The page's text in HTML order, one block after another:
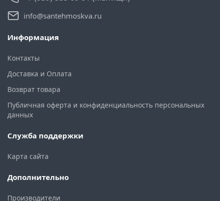
info@santehmoskva.ru
Информация
Контакты
Доставка и Оплата
Возврат товара
Публичная оферта и конфиденциальность персональных
данных
Служба поддержки
Карта сайта
Дополнительно
Производители